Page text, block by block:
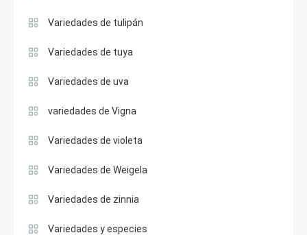
Variedades de tulipán
Variedades de tuya
Variedades de uva
variedades de Vigna
Variedades de violeta
Variedades de Weigela
Variedades de zinnia
Variedades y especies